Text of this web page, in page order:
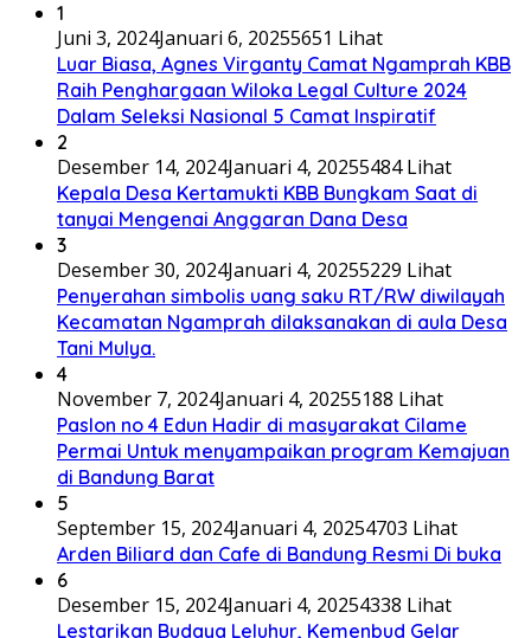
1
Juni 3, 2024Januari 6, 20255651 Lihat
Luar Biasa, Agnes Virganty Camat Ngamprah KBB
Raih Penghargaan Wiloka Legal Culture 2024
Dalam Seleksi Nasional 5 Camat Inspiratif
2
Desember 14, 2024Januari 4, 20255484 Lihat
Kepala Desa Kertamukti KBB Bungkam Saat di
tanyai Mengenai Anggaran Dana Desa
3
Desember 30, 2024Januari 4, 20255229 Lihat
Penyerahan simbolis uang saku RT/RW diwilayah
Kecamatan Ngamprah dilaksanakan di aula Desa
Tani Mulya.
4
November 7, 2024Januari 4, 20255188 Lihat
Paslon no 4 Edun Hadir di masyarakat Cilame
Permai Untuk menyampaikan program Kemajuan
di Bandung Barat
5
September 15, 2024Januari 4, 20254703 Lihat
Arden Biliard dan Cafe di Bandung Resmi Di buka
6
Desember 15, 2024Januari 4, 20254338 Lihat
Lestarikan Budaya Leluhur, Kemenbud Gelar